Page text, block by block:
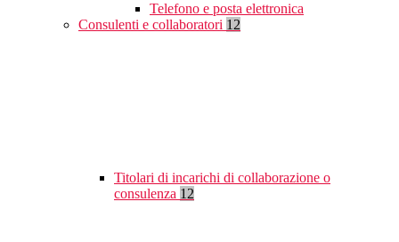
Telefono e posta elettronica
Consulenti e collaboratori 12
Titolari di incarichi di collaborazione o
consulenza 12